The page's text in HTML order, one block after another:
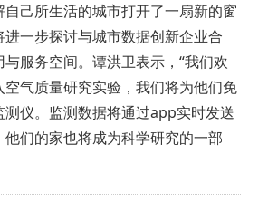
己所生活的城市打开了一扇新的窗
进一步探讨与城市数据创新企业合
服务空间。谭洪卫表示，“我们欢
气质量研究实验，我们将为他们免
测仪。监测数据将通过app实时发送
们的家也将成为科学研究的一部